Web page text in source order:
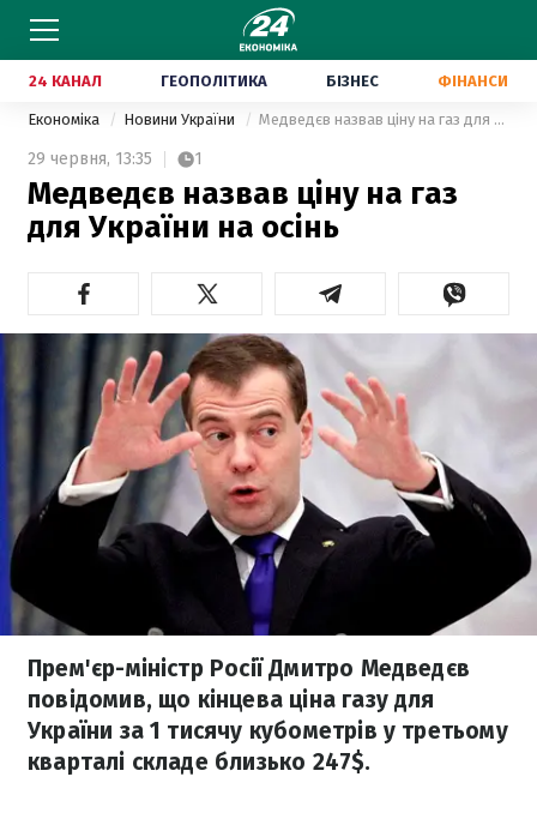
24 КАНАЛ ГЕОПОЛІТИКА БІЗНЕС ФІНАНСИ
Економіка Новини України Медведєв назвав ціну на газ для України на осінь
29 червня, 13:35 1
Медведєв назвав ціну на газ
для України на осінь
Прем'єр-міністр Росії Дмитро Медведєв
повідомив, що кінцева ціна газу для
України за 1 тисячу кубометрів у третьому
кварталі складе близько 247$.